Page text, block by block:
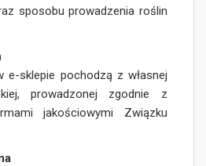
sposobu prowadzenia roślin
e-sklepie pochodzą z własnej
prowadzonej zgodnie z
jakościowymi Związku